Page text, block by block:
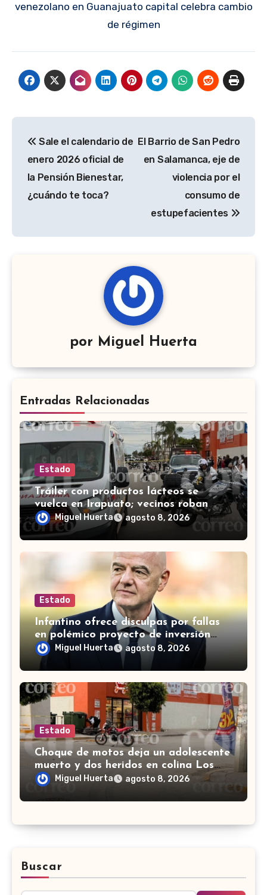
venezolano en Guanajuato capital celebra cambio
de régimen
de
entradas
Sale el calendario de
enero 2026 oficial de
la Pensión Bienestar,
¿cuándo te toca?
El Barrio de San Pedro
en Salamanca, eje de
violencia por el
consumo de
estupefacientes
por Miguel Huerta
Entradas Relacionadas
Estado
Tráiler con productos lácteos se
vuelca en Irapuato; vecinos roban
carga en lugar de auxiliar a heridos
Miguel Huerta agosto 8, 2026
Estado
Infantino ofrece disculpas por fallas
en polémico proyecto de inversión
privada de la FIFA
Miguel Huerta agosto 8, 2026
Estado
Choque de motos deja un adolescente
muerto y dos heridos en colina Los
Presidentes, en León
Miguel Huerta agosto 8, 2026
Buscar